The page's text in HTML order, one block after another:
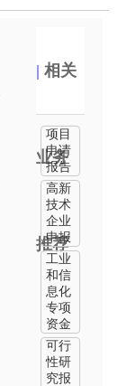
|相关
业务
推荐
项目
申请
报告
高新
技术
企业
申报
工业
和信
息化
专项
资金
可行
性研
究报